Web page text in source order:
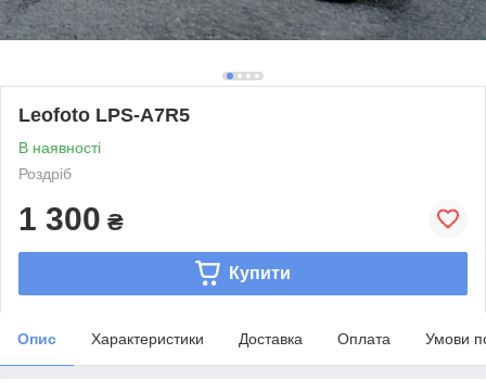
Leofoto LPS-A7R5
В наявності
Роздріб
1 300 ₴
Купити
Опис Характеристики Доставка Оплата Умови